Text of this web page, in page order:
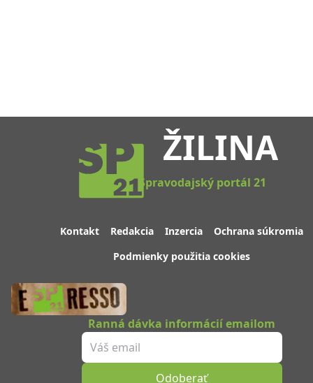
ŽILINA
Spravodajský portál 21
Kontakt Redakcia Inzercia
Ochrana súkromia
Podmienky použitia cookies
Ranná dávka informácií emailom
Odoberať